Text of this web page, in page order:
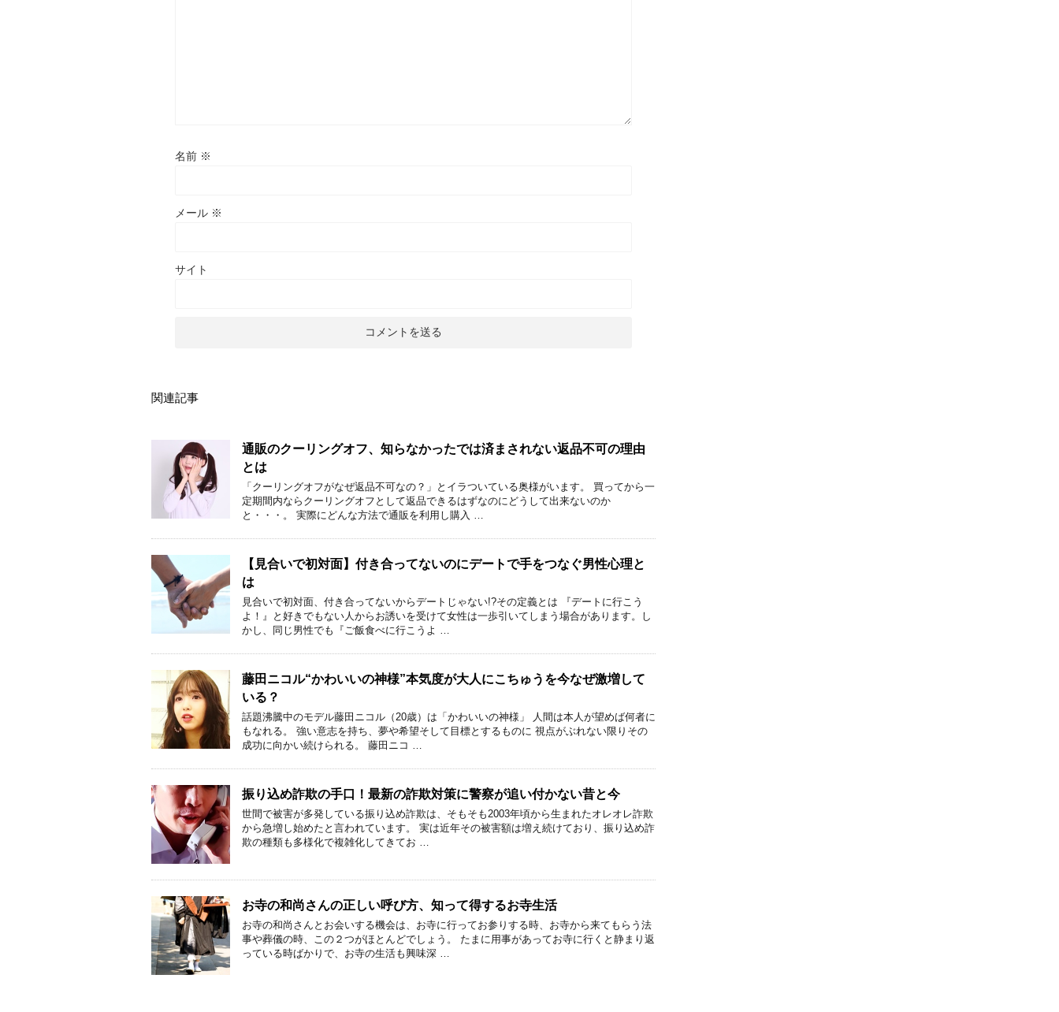
名前 ※
メール ※
サイト
関連記事
通販のクーリングオフ、知らなかったでは済まされない返品不可の理由
とは
「クーリングオフがなぜ返品不可なの？」とイラついている奥様がいます。 買ってから一
定期間内ならクーリングオフとして返品できるはずなのにどうして出来ないのか
と・・・。 実際にどんな方法で通販を利用し購入 …
【見合いで初対面】付き合ってないのにデートで手をつなぐ男性心理と
は
見合いで初対面、付き合ってないからデートじゃない!?その定義とは 『デートに行こう
よ！』と好きでもない人からお誘いを受けて女性は一歩引いてしまう場合があります。し
かし、同じ男性でも『ご飯食べに行こうよ …
藤田ニコル“かわいいの神様”本気度が大人にこちゅうを今なぜ激増して
いる？
話題沸騰中のモデル藤田ニコル（20歳）は「かわいいの神様」 人間は本人が望めば何者に
もなれる。 強い意志を持ち、夢や希望そして目標とするものに 視点がぶれない限りその
成功に向かい続けられる。 藤田ニコ …
振り込め詐欺の手口！最新の詐欺対策に警察が追い付かない昔と今
世間で被害が多発している振り込め詐欺は、そもそも2003年頃から生まれたオレオレ詐欺
から急増し始めたと言われています。 実は近年その被害額は増え続けており、振り込め詐
欺の種類も多様化で複雑化してきてお …
お寺の和尚さんの正しい呼び方、知って得するお寺生活
お寺の和尚さんとお会いする機会は、お寺に行ってお参りする時、お寺から来てもらう法
事や葬儀の時、この２つがほとんどでしょう。 たまに用事があってお寺に行くと静まり返
っている時ばかりで、お寺の生活も興味深 …